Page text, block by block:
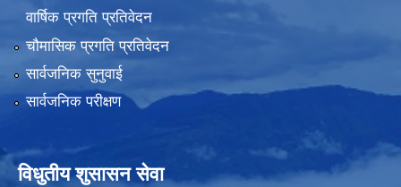
वार्षिक प्रगति प्रतिवेदन
चौमासिक प्रगति प्रतिवेदन
सार्वजनिक सुनुवाई
सार्वजनिक परीक्षण
विधुतीय शुसासन सेवा